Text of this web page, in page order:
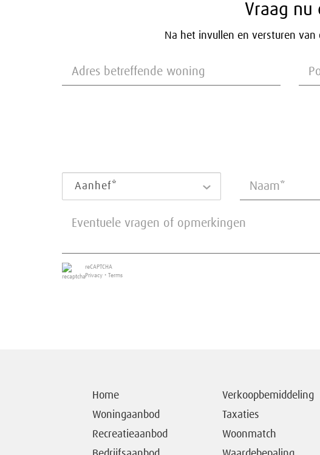
Vraag nu
Na het invullen en versturen
Aanhef*
reCAPTCHA
Privacy • Terms
Home
Woningaanbod
Recreatieaanbod
Verkoopbemiddeling
Taxaties
Woonmatch